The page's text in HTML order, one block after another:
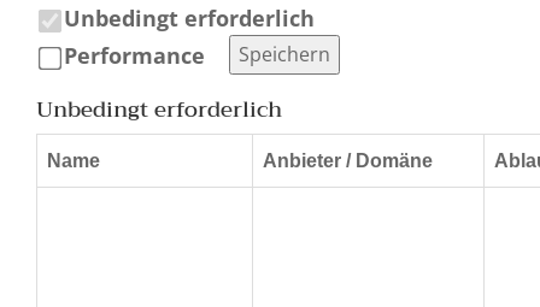
Unbedingt erforderlich
Performance
Speichern
Unbedingt erforderlich
Name Anbieter / Domäne